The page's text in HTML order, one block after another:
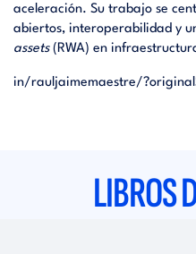
aceleración. Su trabajo se
abiertos, interoperabilidad y
assets(RWA) en
in/rauljaimemaestre/
LIBROS